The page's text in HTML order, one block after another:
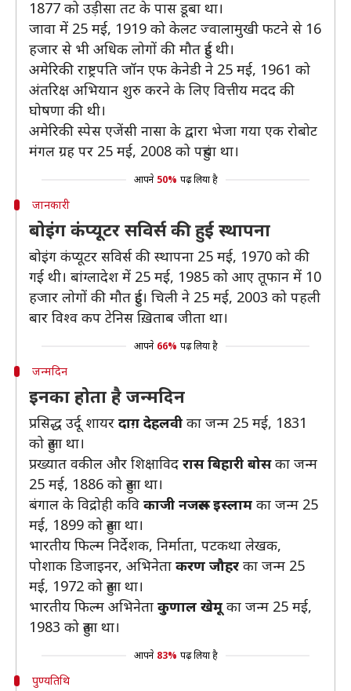
1877 को उड़ीसा तट के पास डूबा था।
जावा में 25 मई, 1919 को केलट ज्वालामुखी फटने से 16
हजार से भी अधिक लोगों की मौत हुई थी।
अमेरिकी राष्ट्रपति जॉन एफ केनेडी ने 25 मई, 1961 को
अंतरिक्ष अभियान शुरु करने के लिए वित्तीय मदद की
घोषणा की थी।
अमेरिकी स्पेस एजेंसी नासा के द्वारा भेजा गया एक रोबोट
मंगल ग्रह पर 25 मई, 2008 को पहुंचा था।
आपने 50% पढ़ लिया है
जानकारी
बोइंग कंप्यूटर सविर्स की हुई स्थापना
बोइंग कंप्यूटर सविर्स की स्थापना 25 मई, 1970 को की
गई थी। बांग्लादेश में 25 मई, 1985 को आए तूफान में 10
हजार लोगों की मौत हुई। चिली ने 25 मई, 2003 को पहली
बार विश्व कप टेनिस ख़िताब जीता था।
आपने 66% पढ़ लिया है
जन्मदिन
इनका होता है जन्मदिन
प्रसिद्ध उर्दू शायर दाग़ देहलवी का जन्म 25 मई, 1831
को हुआ था।
प्रख्यात वकील और शिक्षाविद रास बिहारी बोसका जन्म
25 मई, 1886 को हुआ था।
बंगाल के विद्रोही कवि काजी नजरूल इस्लाम का जन्म 25
मई, 1899 को हुआ था।
भारतीय फिल्म निर्देशक, निर्माता, पटकथा लेखक,
पोशाक डिजाइनर, अभिनेता करण जौहर का जन्म 25
मई, 1972 को हुआ था।
भारतीय फिल्म अभिनेता कुणाल खेमू का जन्म 25 मई,
1983 को हुआ था।
आपने 83% पढ़ लिया है
पुण्यतिथि